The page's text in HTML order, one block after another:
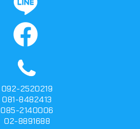
092-2520219
081-8482413
085-2140006
02-8891688